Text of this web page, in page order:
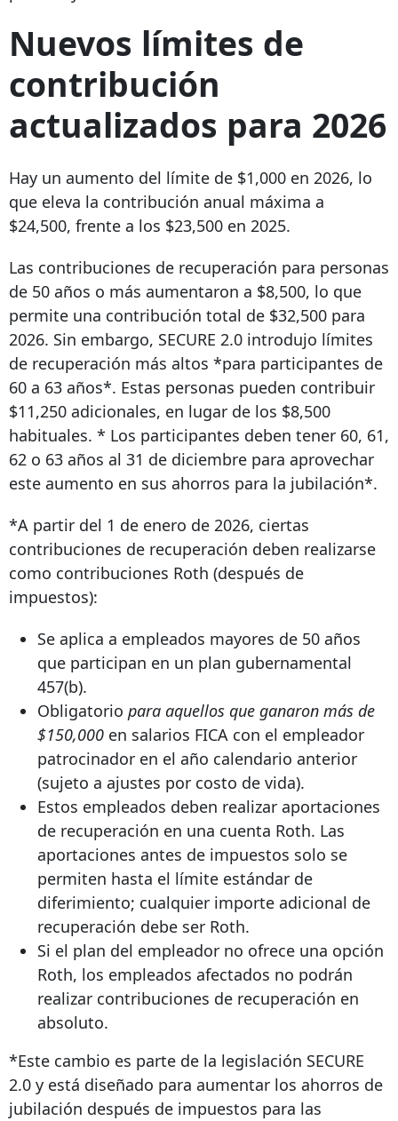
Nuevos límites de
contribución
actualizados para 2026
Hay un aumento del límite de $1,000 en 2026, lo
que eleva la contribución anual máxima a
$24,500, frente a los $23,500 en 2025.
Las contribuciones de recuperación para personas
de 50 años o más aumentaron a $8,500, lo que
permite una contribución total de $32,500 para
2026. Sin embargo, SECURE 2.0 introdujo límites
de recuperación más altos *para participantes de
60 a 63 años*. Estas personas pueden contribuir
$11,250 adicionales, en lugar de los $8,500
habituales. * Los participantes deben tener 60, 61,
62 o 63 años al 31 de diciembre para aprovechar
este aumento en sus ahorros para la jubilación*.
*A partir del 1 de enero de 2026, ciertas
contribuciones de recuperación deben realizarse
como contribuciones Roth (después de
impuestos):
Se aplica a empleados mayores de 50 años
que participan en un plan gubernamental
457(b).
Obligatorio para aquellos que ganaron más de
$150,000 en salarios FICA con el empleador
patrocinador en el año calendario anterior
(sujeto a ajustes por costo de vida).
Estos empleados deben realizar aportaciones
de recuperación en una cuenta Roth. Las
aportaciones antes de impuestos solo se
permiten hasta el límite estándar de
diferimiento; cualquier importe adicional de
recuperación debe ser Roth.
Si el plan del empleador no ofrece una opción
Roth, los empleados afectados no podrán
realizar contribuciones de recuperación en
absoluto.
*Este cambio es parte de la legislación SECURE
2.0 y está diseñado para aumentar los ahorros de
jubilación después de impuestos para las